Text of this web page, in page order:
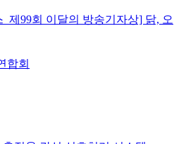
제99회 이달의 방송기자상] 닭, 오
합회